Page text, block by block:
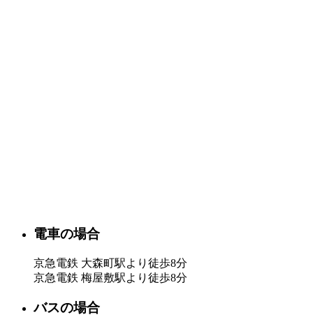
電車の場合
京急電鉄 大森町駅より徒歩8分
京急電鉄 梅屋敷駅より徒歩8分
バスの場合